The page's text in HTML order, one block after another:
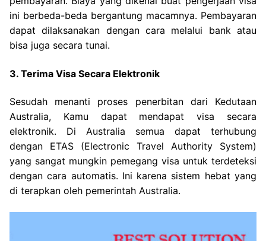
ini berbeda-beda bergantung macamnya. Pembayaran
dapat dilaksanakan dengan cara melalui bank atau
bisa juga secara tunai.
3. Terima Visa Secara Elektronik
Sesudah menanti proses penerbitan dari Kedutaan
Australia, Kamu dapat mendapat visa secara
elektronik. Di Australia semua dapat terhubung
dengan ETAS (Electronic Travel Authority System)
yang sangat mungkin pemegang visa untuk terdeteksi
dengan cara automatis. Ini karena sistem hebat yang
di terapkan oleh pemerintah Australia.